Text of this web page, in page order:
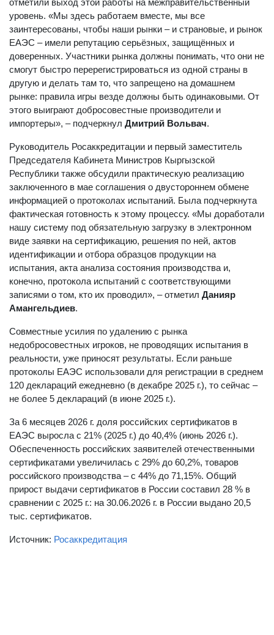
отметили выход этой работы на межправительственный
уровень. «Мы здесь работаем вместе, мы все
заинтересованы, чтобы наши рынки – и страновые, и рынок
ЕАЭС – имели репутацию серьёзных, защищённых и
доверенных. Участники рынка должны понимать, что они не
смогут быстро перерегистрироваться из одной страны в
другую и делать там то, что запрещено на домашнем
рынке: правила игры везде должны быть одинаковыми. От
этого выиграют добросовестные производители и
импортеры», – подчеркнул Дмитрий Вольвач.
Руководитель Росаккредитации и первый заместитель
Председателя Кабинета Министров Кыргызской
Республики также обсудили практическую реализацию
заключенного в мае соглашения о двустороннем обмене
информацией о протоколах испытаний. Была подчеркнута
фактическая готовность к этому процессу. «Мы доработали
нашу систему под обязательную загрузку в электронном
виде заявки на сертификацию, решения по ней, актов
идентификации и отбора образцов продукции на
испытания, акта анализа состояния производства и,
конечно, протокола испытаний с соответствующими
записями о том, кто их проводил», – отметил Данияр
Амангельдиев.
Совместные усилия по удалению с рынка
недобросовестных игроков, не проводящих испытания в
реальности, уже приносят результаты. Если раньше
протоколы ЕАЭС использовали для регистрации в среднем
120 деклараций ежедневно (в декабре 2025 г.), то сейчас –
не более 5 деклараций (в июне 2025 г.).
За 6 месяцев 2026 г. доля российских сертификатов в
ЕАЭС выросла с 21% (2025 г.) до 40,4% (июнь 2026 г.).
Обеспеченность российских заявителей отечественными
сертификатами увеличилась с 29% до 60,2%, товаров
российского производства – с 44% до 71,15%. Общий
прирост выдачи сертификатов в России составил 28 % в
сравнении с 2025 г.: на 30.06.2026 г. в России выдано 20,5
тыс. сертификатов.
Источник: Росаккредитация